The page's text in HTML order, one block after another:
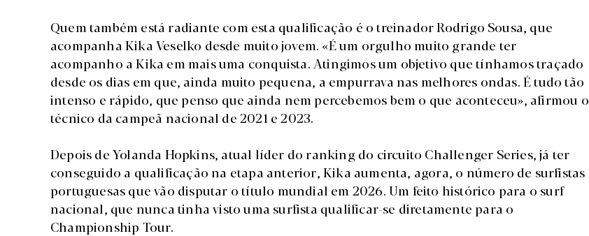
Quem também está radiante com esta qualificação é o treinador Rodrigo Sousa, que
acompanha Kika Veselko desde muito jovem. «É um orgulho muito grande ter
acompanho a Kika em mais uma conquista. Atingimos um objetivo que tínhamos traçado
desde os dias em que, ainda muito pequena, a empurrava nas melhores ondas. É tudo tão
intenso e rápido, que penso que ainda nem percebemos bem o que aconteceu», afirmou o
técnico da campeã nacional de 2021 e 2023.
Depois de Yolanda Hopkins, atual líder do ranking do circuito Challenger Series, já ter
conseguido a qualificação na etapa anterior, Kika aumenta, agora, o número de surfistas
portuguesas que vão disputar o título mundial em 2026. Um feito histórico para o surf
nacional, que nunca tinha visto uma surfista qualificar-se diretamente para o
Championship Tour.